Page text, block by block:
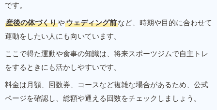
です。
産後の体づくりやウェディング前など、時期や目的に合わせて
運動をしたい人にも向いています。
ここで得た運動や食事の知識は、将来スポーツジムで自主トレ
をするときにも活かしやすいです。
料金は月額、回数券、コースなど複雑な場合があるため、公式
ページを確認し、総額や通える回数をチェックしましょう。